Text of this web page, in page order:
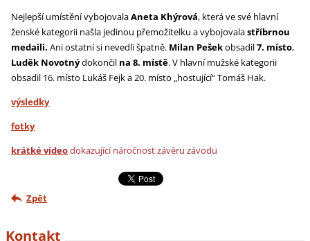
Nejlepší umístění vybojovalaAneta Khýrová, která ve své hlavní
ženské kategorii našla jedinou přemožitelku a vybojovalastříbrnou
medaili. Ani ostatní si nevedli špatně. Milan Pešekobsadil7. místo,
Luděk Novotnýdokončil na 8. místě. V hlavní mužské kategorii
obsadil 16. místo Lukáš Fejk a 20. místo „hostující“ Tomáš Hak.
výsledky
fotky
krátké videodokazující náročnost závěru závodu
Zpět
Kontakt